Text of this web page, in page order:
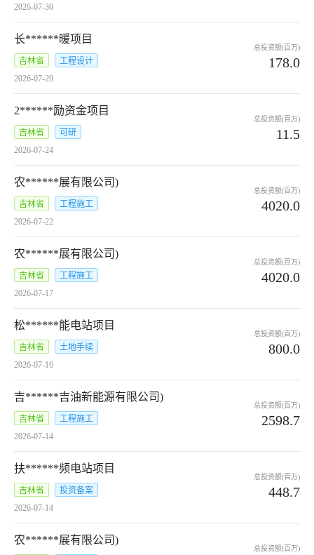
2026-07-30
长******暖项目
吉林省
工程设计
2026-07-29
总投资额(百万)
178.0
2******励资金项目
吉林省
可研
2026-07-24
总投资额(百万)
11.5
农******展有限公司)
吉林省
工程施工
2026-07-22
总投资额(百万)
4020.0
农******展有限公司)
吉林省
工程施工
2026-07-17
总投资额(百万)
4020.0
松******能电站项目
吉林省
土地手续
2026-07-16
总投资额(百万)
800.0
吉******吉油新能源有限公司)
吉林省
工程施工
2026-07-14
总投资额(百万)
2598.7
扶******频电站项目
吉林省
投资备案
2026-07-14
总投资额(百万)
448.7
农******展有限公司)
总投资额(百万)